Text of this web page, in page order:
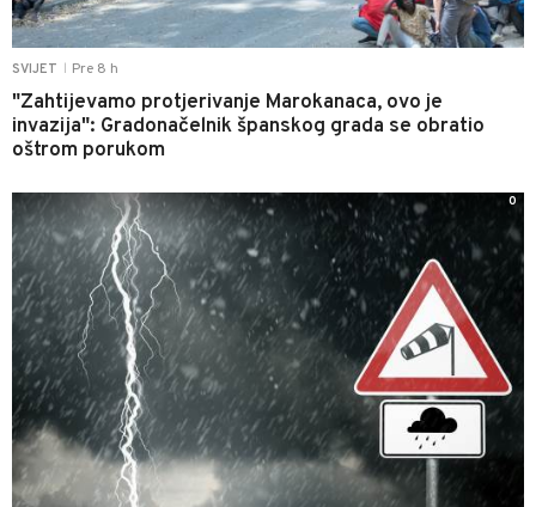
SVIJET Pre 8 h
"Zahtijevamo protjerivanje Marokanaca, ovo je
invazija": Gradonačelnik španskog grada se obratio
oštrom porukom
0